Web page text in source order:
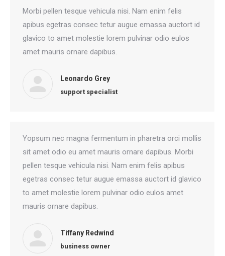
Morbi pellen tesque vehicula nisi. Nam enim felis
apibus egetras consec tetur augue emassa auctort id
glavico to amet molestie lorem pulvinar odio eulos
amet mauris ornare dapibus.
Leonardo Grey
support specialist
Yopsum nec magna fermentum in pharetra orci mollis
sit amet odio eu amet mauris ornare dapibus. Morbi
pellen tesque vehicula nisi. Nam enim felis apibus
egetras consec tetur augue emassa auctort id glavico
to amet molestie lorem pulvinar odio eulos amet
mauris ornare dapibus.
Tiffany Redwind
business owner